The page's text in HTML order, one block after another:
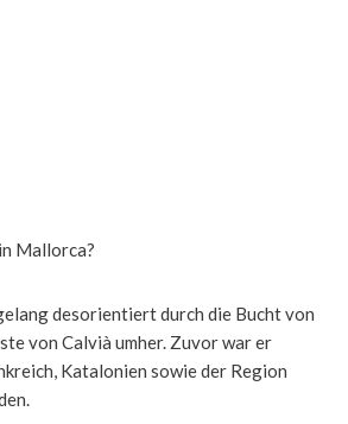
Mallorca?
desorientiert durch die Bucht von
von Calvià umher. Zuvor war er
Katalonien sowie der Region